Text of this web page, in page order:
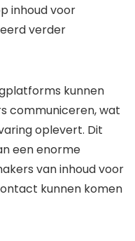
inhoud voor
verder
kunnen
communiceren, wat
oplevert. Dit
een enorme
van inhoud voor
kunnen komen